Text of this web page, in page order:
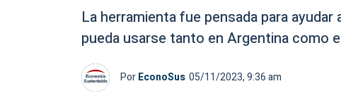
La herramienta fue pensada para
pueda usarse tanto en Argentina como
PorEconoSus 05/11/2023, 9:36 am